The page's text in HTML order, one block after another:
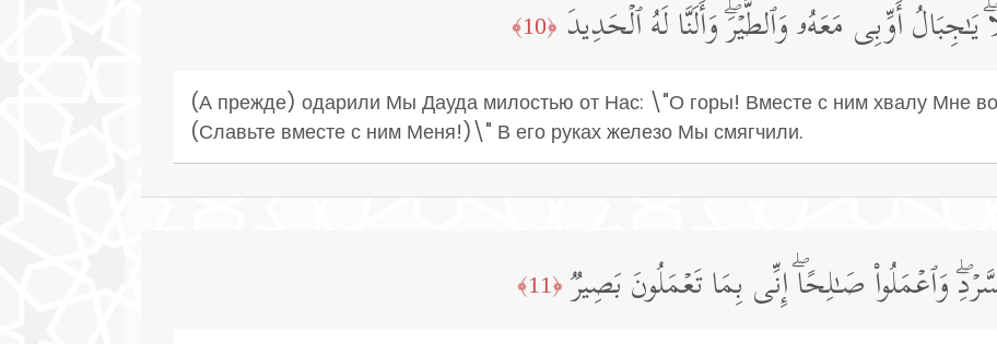
أَوِّبِی مَعَهُۥ وَٱلطَّیۡرَۖ وَأَلَنَّا لَهُ ٱلۡحَدِیدَ ﴿10﴾
(А прежде) одарили Мы Дауда милостью от Нас: \"О горы! Вместе с ним хвалу Мне
(Славьте вместе с ним Меня!)\" В его руках железо Мы смягчили.
وَٱعۡمَلُوا۟ صَـٰلِحًاۖ إِنِّی بِمَا تَعۡمَلُونَ بَصِیرࣱ ﴿11﴾